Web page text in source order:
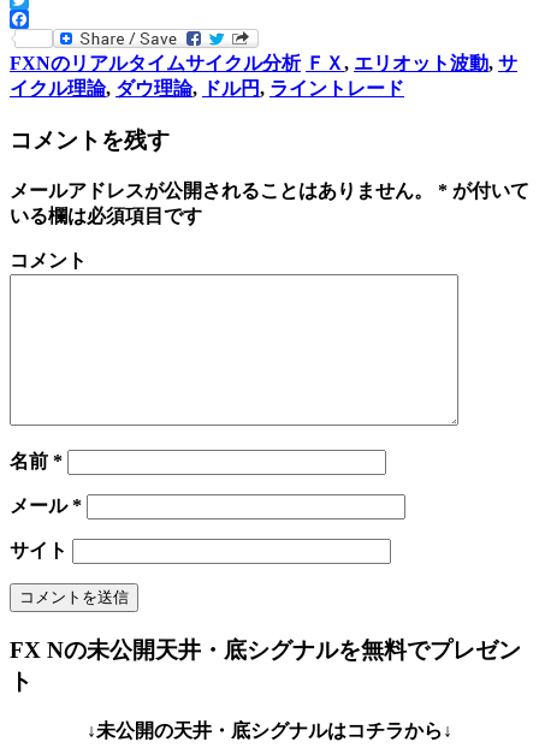
Twitter
Facebook
FXNのリアルタイムサイクル分析 ＦＸ, エリオット波動, サ
イクル理論, ダウ理論, ドル円, ライントレード
コメントを残す
メールアドレスが公開されることはありません。 * が付いて
いる欄は必須項目です
コメント
名前 *
メール*
サイト
FX Nの未公開天井・底シグナルを無料でプレゼン
ト
↓未公開の天井・底シグナルはコチラから↓